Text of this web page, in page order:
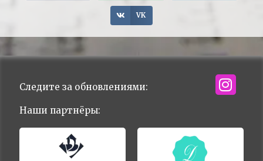
VK
Следите за обновлениями:
Наши партнёры: